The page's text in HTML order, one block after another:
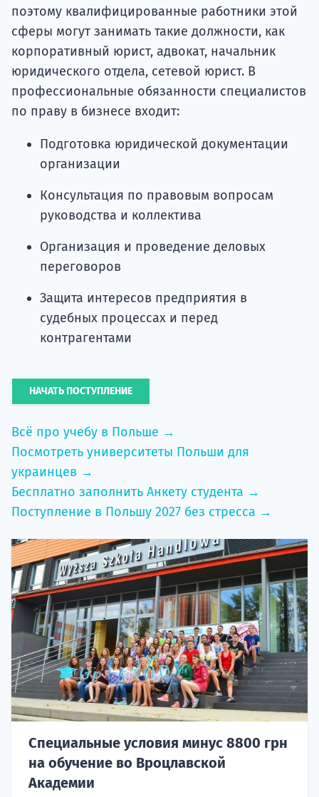
поэтому квалифицированные работники этой
сферы могут занимать такие должности, как
корпоративный юрист, адвокат, начальник
юридического отдела, сетевой юрист. В
профессиональные обязанности специалистов
по праву в бизнесе входит:
Подготовка юридической документации
организации
Консультация по правовым вопросам
руководства и коллектива
Организация и проведение деловых
переговоров
Защита интересов предприятия в
судебных процессах и перед
контрагентами
НАЧАТЬ ПОСТУПЛЕНИЕ
Всё про учебу в Польше →
Посмотреть университеты Польши для
украинцев →
Бесплатно заполнить Анкету студента →
Поступление в Польшу 2027 без стресса →
Специальные условия минус 8800 грн
на обучение во Вроцлавской
Академии